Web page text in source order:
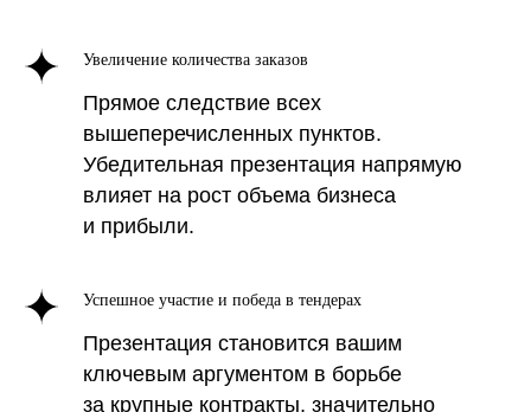
Увеличение количества заказов
Прямое следствие всех
вышеперечисленных пунктов.
Убедительная презентация напрямую
влияет на рост объема бизнеса
и прибыли.
Успешное участие и победа в тендерах
Презентация становится вашим
ключевым аргументом в борьбе
за крупные контракты, значительно